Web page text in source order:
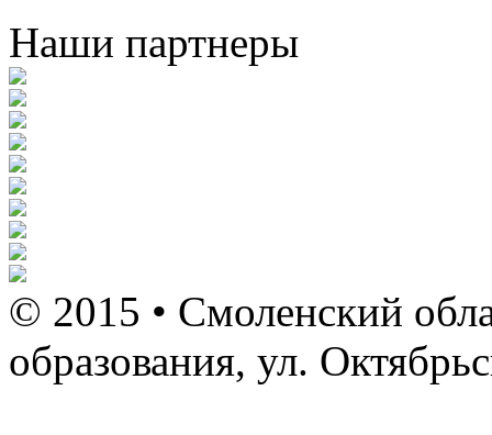
Наши партнеры
© 2015 • Смоленский
образования, ул.